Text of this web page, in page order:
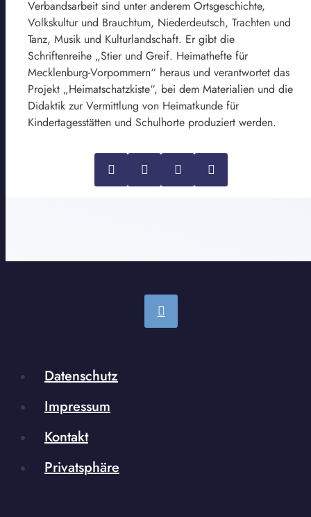
Verbandsarbeit sind unter anderem Ortsgeschichte,
Volkskultur und Brauchtum, Niederdeutsch, Trachten und
Tanz, Musik und Kulturlandschaft. Er gibt die
Schriftenreihe „Stier und Greif. Heimathefte für
Mecklenburg-Vorpommern“ heraus und verantwortet das
Projekt „Heimatschatzkiste“, bei dem Materialien und die
Didaktik zur Vermittlung von Heimatkunde für
Kindertagesstätten und Schulhorte produziert werden.
Datenschutz
Impressum
Kontakt
Privatsphäre